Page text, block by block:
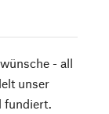
- all
unser
fundiert.